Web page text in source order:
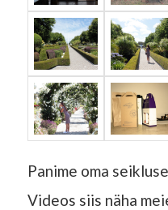
Panime oma
Videos siis näha